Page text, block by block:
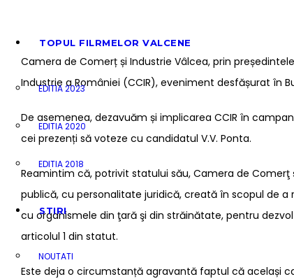
TOPUL FILRMELOR VALCENE
EDITIA 2023
EDITIA 2020
EDITIA 2018
STIRI
NOUTATI
Camera de Comerț și Industrie Vâlcea, prin
Industrie a României (CCIR), eveniment desfășurat în
De asemenea, dezavuăm și implicarea CCIR în
cei prezenți să voteze cu candidatul V.V. Ponta.
Reamintim că, potrivit statului său, Camera de
publică, cu personalitate juridică, creată în scopul de
cu organismele din ţară şi din străinătate, pentru
articolul 1 din statut.
Este deja o circumstanță agravantă faptul că același